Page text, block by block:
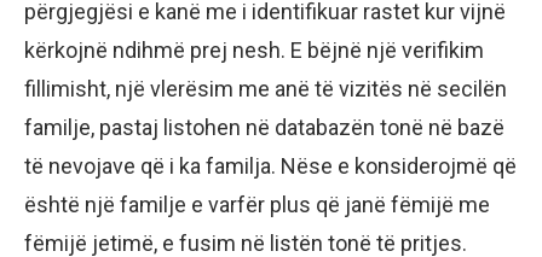
përgjegjësi e kanë me i identifikuar rastet kur vijnë
kërkojnë ndihmë prej nesh. E bëjnë një verifikim
fillimisht, një vlerësim me anë të vizitës në secilën
familje, pastaj listohen në databazën tonë në bazë
të nevojave që i ka familja. Nëse e konsiderojmë që
është një familje e varfër plus që janë fëmijë me
fëmijë jetimë, e fusim në listën tonë të pritjes.